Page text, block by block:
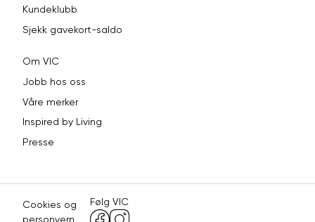
Kundeklubb
Sjekk gavekort-saldo
Om VIC
Jobb hos oss
Våre merker
Inspired by Living
Presse
Cookies og
personvern
Følg VIC